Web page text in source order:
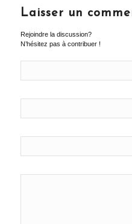
Laisser un
Rejoindre la discussion?
N’hésitez pas à contribuer !